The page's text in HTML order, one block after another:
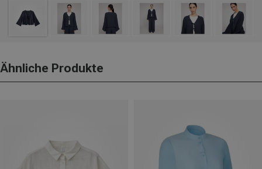
Ähnliche Produkte